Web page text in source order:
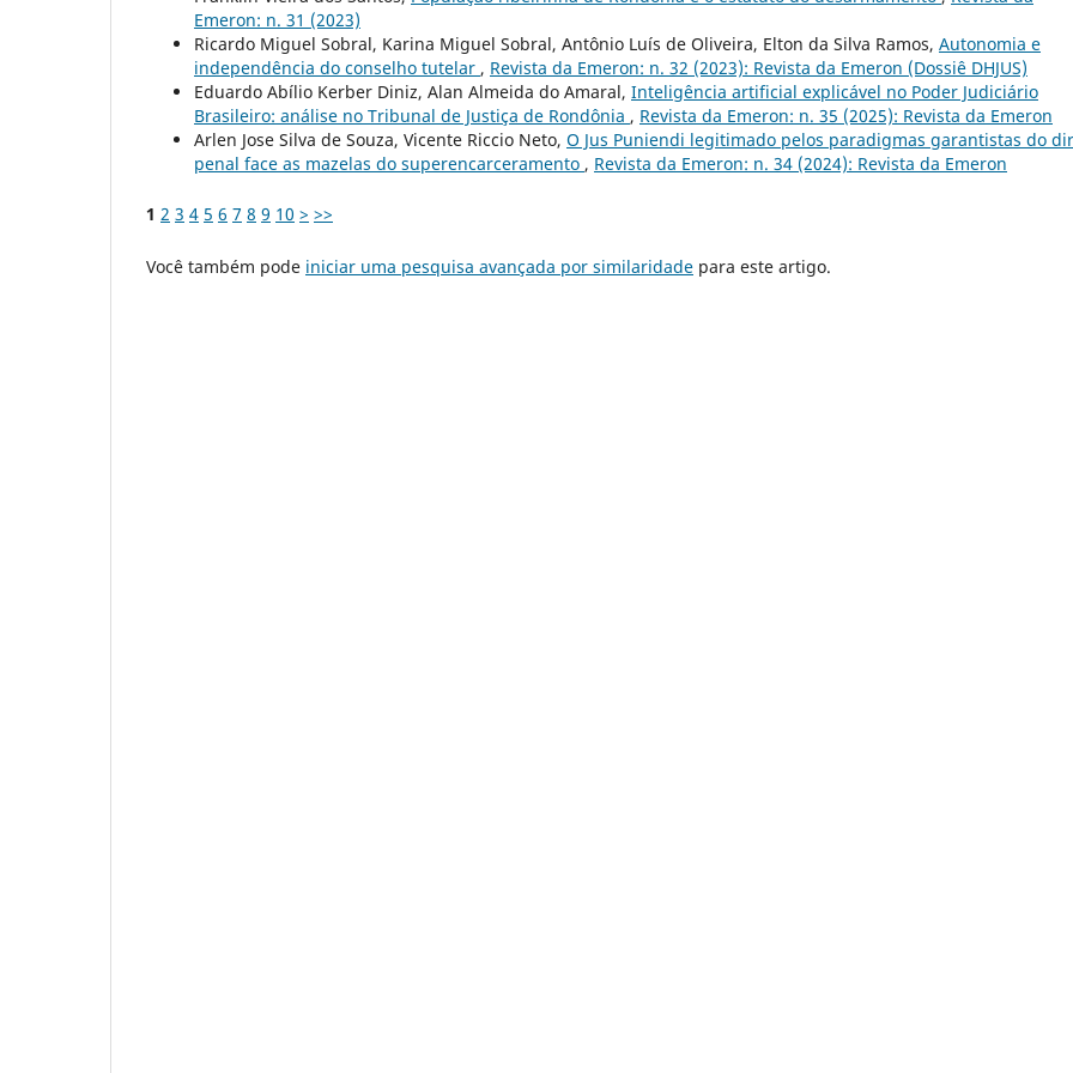
Emeron: n. 31 (2023)
Ricardo Miguel Sobral, Karina Miguel Sobral, Antônio Luís de Oliveira, Elton da Silva Ramos, Autonomia e
independência do conselho tutelar , Revista da Emeron: n. 32 (2023): Revista da Emeron (Dossiê DHJUS)
Eduardo Abílio Kerber Diniz, Alan Almeida do Amaral, Inteligência artificial explicável no Poder Judiciário
Brasileiro: análise no Tribunal de Justiça de Rondônia , Revista da Emeron: n. 35 (2025): Revista da Emeron
Arlen Jose Silva de Souza, Vicente Riccio Neto, O Jus Puniendi legitimado pelos paradigmas garantistas do
penal face as mazelas do superencarceramento , Revista da Emeron: n. 34 (2024): Revista da Emeron
1 2 3 4 5 6 7 8 9 10 > >>
Você também pode iniciar uma pesquisa avançada por similaridade para este artigo.